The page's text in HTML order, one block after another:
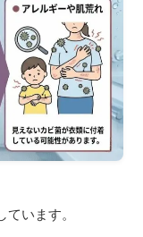
います。